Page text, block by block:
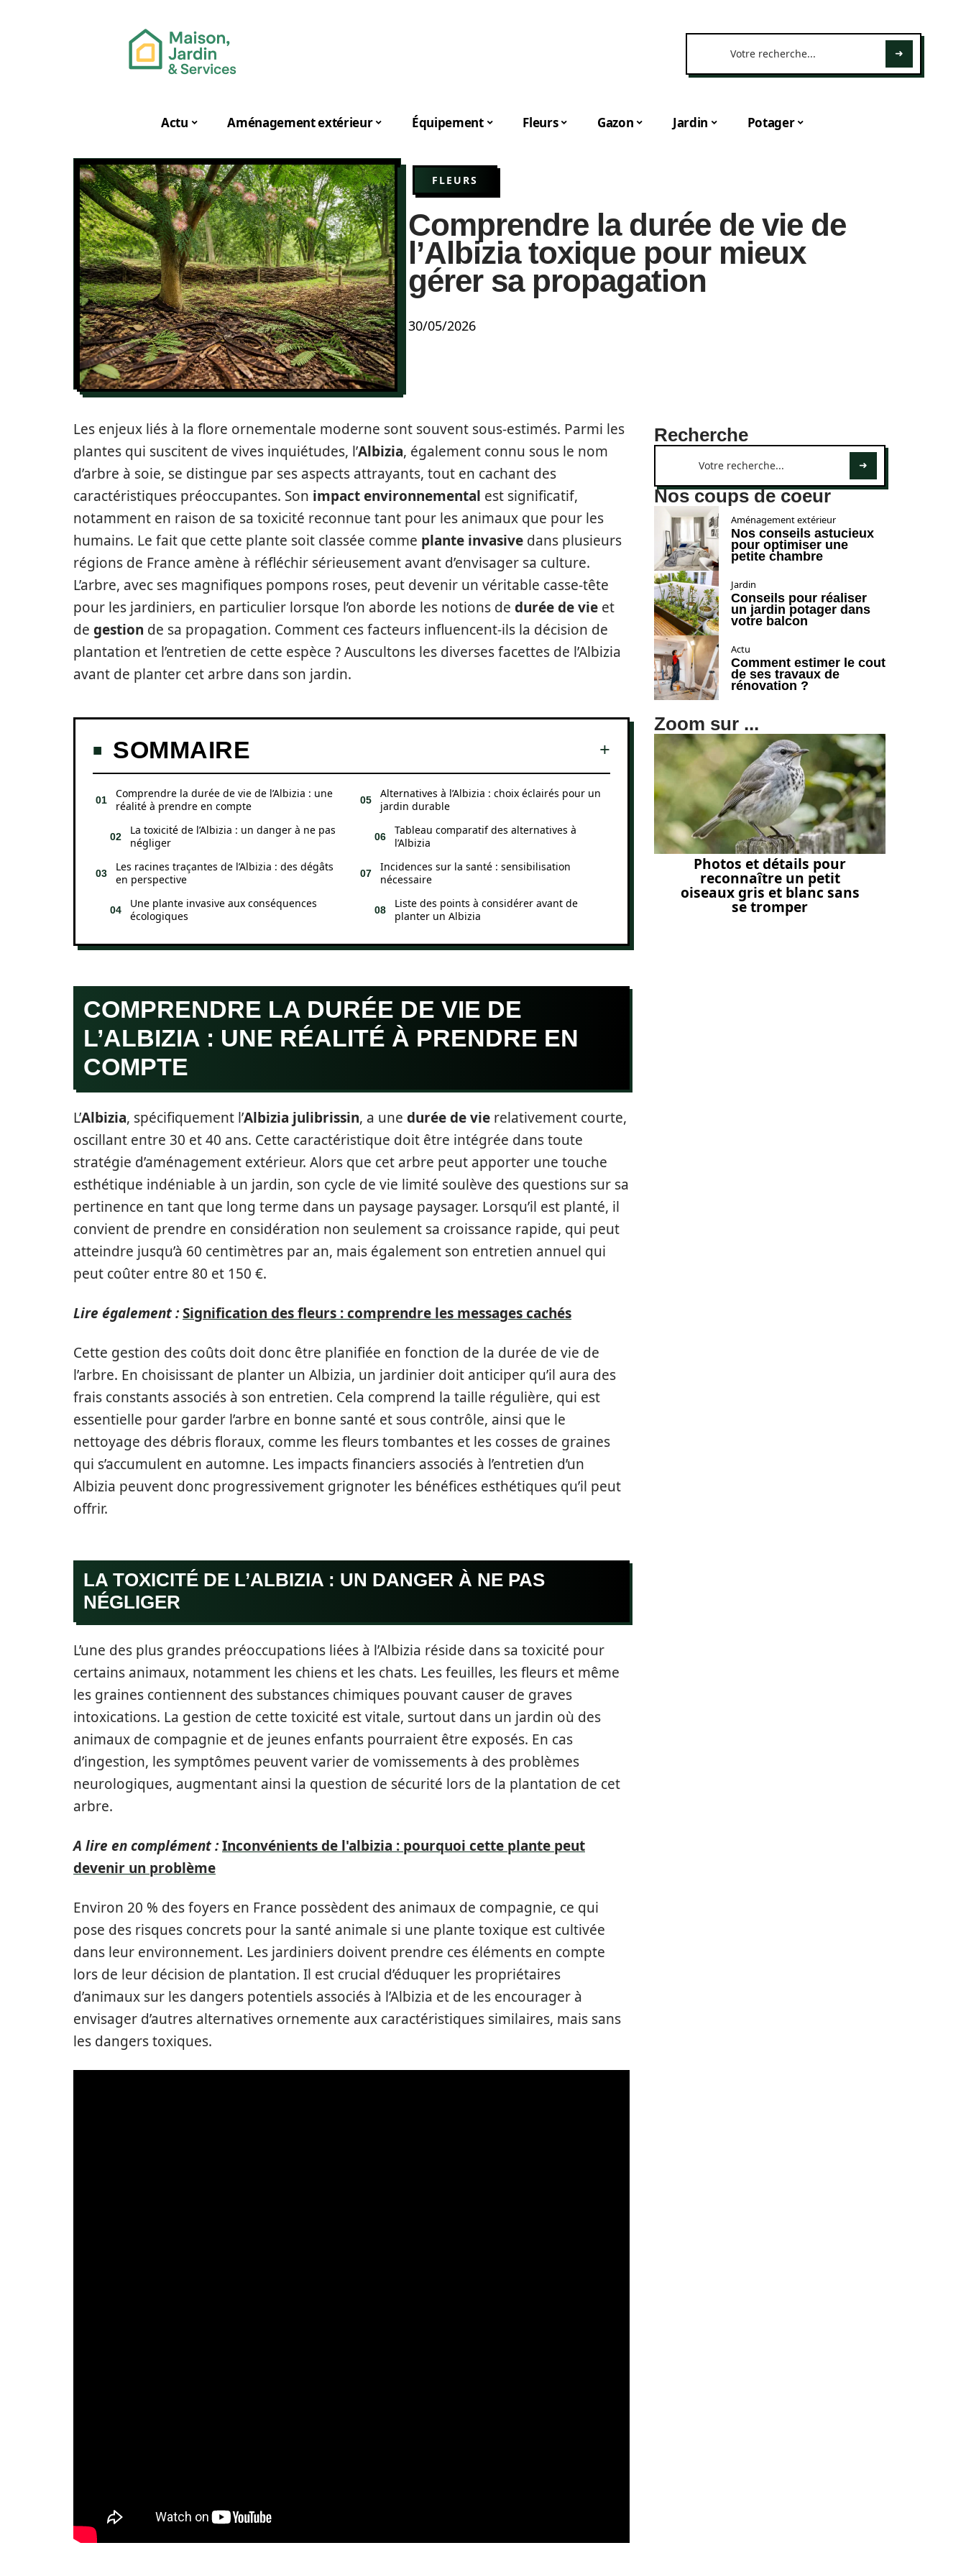
Actu Aménagement extérieur Équipement Fleurs Gazon Jardin Potager
FLEURS
Comprendre la durée de vie de
l’Albizia toxique pour mieux
gérer sa propagation
30/05/2026
Les enjeux liés à la flore ornementale moderne sont souvent sous-estimés. Parmi les
plantes qui suscitent de vives inquiétudes, l’Albizia, également connu sous le nom
d’arbre à soie, se distingue par ses aspects attrayants, tout en cachant des
caractéristiques préoccupantes. Son impact environnemental est significatif,
notamment en raison de sa toxicité reconnue tant pour les animaux que pour les
humains. Le fait que cette plante soit classée comme plante invasive dans plusieurs
régions de France amène à réfléchir sérieusement avant d’envisager sa culture.
L’arbre, avec ses magnifiques pompons roses, peut devenir un véritable casse-tête
pour les jardiniers, en particulier lorsque l’on aborde les notions de durée de vie et
de gestion de sa propagation. Comment ces facteurs influencent-ils la décision de
plantation et l’entretien de cette espèce ? Auscultons les diverses facettes de l’Albizia
avant de planter cet arbre dans son jardin.
SOMMAIRE
Comprendre la durée de vie de l’Albizia : une
réalité à prendre en compte
La toxicité de l’Albizia : un danger à ne pas
négliger
Les racines traçantes de l’Albizia : des dégâts
en perspective
Une plante invasive aux conséquences
écologiques
Alternatives à l’Albizia : choix éclairés pour un
jardin durable
Tableau comparatif des alternatives à
l’Albizia
Incidences sur la santé : sensibilisation
nécessaire
Liste des points à considérer avant de
planter un Albizia
COMPRENDRE LA DURÉE DE VIE DE
L’ALBIZIA : UNE RÉALITÉ À PRENDRE EN
COMPTE
L’Albizia, spécifiquement l’Albizia julibrissin, a une durée de vie relativement courte,
oscillant entre 30 et 40 ans. Cette caractéristique doit être intégrée dans toute
stratégie d’aménagement extérieur. Alors que cet arbre peut apporter une touche
esthétique indéniable à un jardin, son cycle de vie limité soulève des questions sur sa
pertinence en tant que long terme dans un paysage paysager. Lorsqu’il est planté, il
convient de prendre en considération non seulement sa croissance rapide, qui peut
atteindre jusqu’à 60 centimètres par an, mais également son entretien annuel qui
peut coûter entre 80 et 150 €.
Lire également :Signification des fleurs : comprendre les messages cachés
Cette gestion des coûts doit donc être planifiée en fonction de la durée de vie de
l’arbre. En choisissant de planter un Albizia, un jardinier doit anticiper qu’il aura des
frais constants associés à son entretien. Cela comprend la taille régulière, qui est
essentielle pour garder l’arbre en bonne santé et sous contrôle, ainsi que le
nettoyage des débris floraux, comme les fleurs tombantes et les cosses de graines
qui s’accumulent en automne. Les impacts financiers associés à l’entretien d’un
Albizia peuvent donc progressivement grignoter les bénéfices esthétiques qu’il peut
offrir.
LA TOXICITÉ DE L’ALBIZIA : UN DANGER À NE PAS
NÉGLIGER
L’une des plus grandes préoccupations liées à l’Albizia réside dans sa toxicité pour
certains animaux, notamment les chiens et les chats. Les feuilles, les fleurs et même
les graines contiennent des substances chimiques pouvant causer de graves
intoxications. La gestion de cette toxicité est vitale, surtout dans un jardin où des
animaux de compagnie et de jeunes enfants pourraient être exposés. En cas
d’ingestion, les symptômes peuvent varier de vomissements à des problèmes
neurologiques, augmentant ainsi la question de sécurité lors de la plantation de cet
arbre.
A lire en complément :Inconvénients de l'albizia : pourquoi cette plante peut
devenir un problème
Environ 20 % des foyers en France possèdent des animaux de compagnie, ce qui
pose des risques concrets pour la santé animale si une plante toxique est cultivée
dans leur environnement. Les jardiniers doivent prendre ces éléments en compte
lors de leur décision de plantation. Il est crucial d’éduquer les propriétaires
d’animaux sur les dangers potentiels associés à l’Albizia et de les encourager à
envisager d’autres alternatives ornemente aux caractéristiques similaires, mais sans
les dangers toxiques.
Recherche
Nos coups de coeur
Aménagement extérieur
Nos conseils astucieux
pour optimiser une
petite chambre
Jardin
Conseils pour réaliser
un jardin potager dans
votre balcon
Actu
Comment estimer le cout
de ses travaux de
rénovation ?
Zoom sur ...
Photos et détails pour
reconnaître un petit
oiseaux gris et blanc sans
se tromper